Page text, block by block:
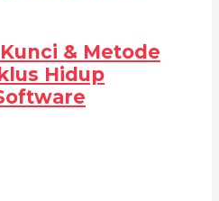
& Metode
Hidup